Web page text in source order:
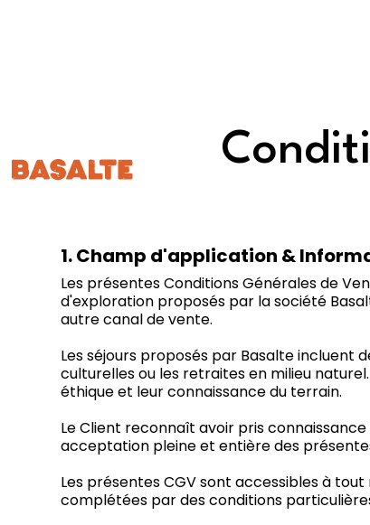
1. Champ d'application &
Les présentes Conditions Générales de
d'exploration proposés par la société
autre canal de vente.
Les séjours proposés par Basalte incluent
culturelles ou les retraites en milieu
éthique et leur connaissance du terrain.
Le Client reconnaît avoir pris
acceptation pleine et entière des
Les présentes CGV sont accessibles à
complétées par des conditions